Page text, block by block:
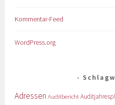
Kommentar-Feed
WordPress.org
Adressen Auditbericht